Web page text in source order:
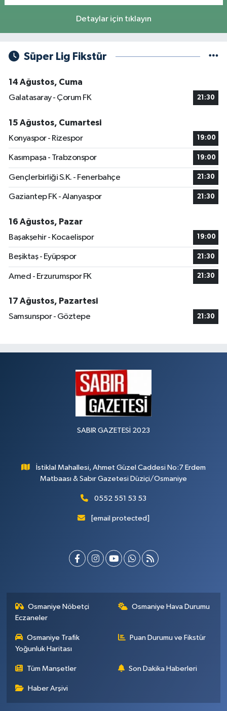
Detaylar için tıklayın
Süper Lig Fikstür
14 Ağustos, Cuma
Galatasaray - Çorum FK
21:30
15 Ağustos, Cumartesi
Konyaspor - Rizespor
19:00
Kasımpaşa - Trabzonspor 19:00
Gençlerbirliği S.K. - Fenerbahçe 21:30
Gaziantep FK - Alanyaspor 21:30
16 Ağustos, Pazar
Başakşehir - Kocaelispor
19:00
Beşiktaş - Eyüpspor 21:30
Amed - Erzurumspor FK 21:30
17 Ağustos, Pazartesi
Samsunspor - Göztepe
21:30
SABIR GAZETESİ 2023
İstiklal Mahallesi, Ahmet Güzel Caddesi No:7 Erdem
Matbaası & Sabır Gazetesi Düziçi/Osmaniye
0552 551 53 53
[email protected]
Osmaniye Nöbetçi
Eczaneler
Osmaniye Hava Durumu
Osmaniye Trafik
Yoğunluk Haritası
Puan Durumu ve Fikstür
Tüm Manşetler Son Dakika Haberleri
Haber Arşivi